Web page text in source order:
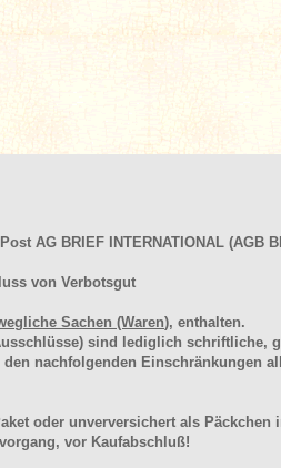
AG BRIEF INTERNATIONAL (AGB
von Verbotsgut
Sachen (Waren), enthalten.
sind lediglich schriftliche,
nachfolgenden Einschränkungen
oder unverversichert als Päckchen
vor Kaufabschluß!